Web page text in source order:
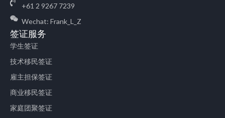
+61 2 9267 7239
Wechat: Frank_L_Z
签证服务
学生签证
技术移民签证
雇主担保签证
商业移民签证
家庭团聚签证